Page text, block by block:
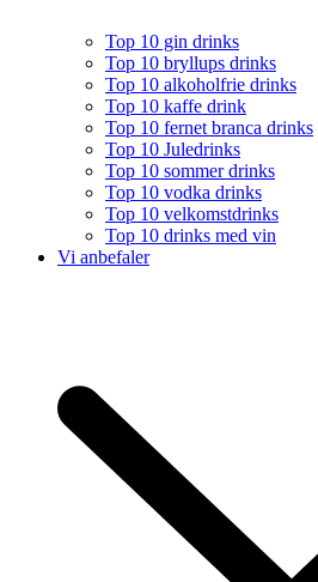
Top 10 gin drinks
Top 10 bryllups drinks
Top 10 alkoholfrie drinks
Top 10 kaffe drink
Top 10 fernet branca drinks
Top 10 Juledrinks
Top 10 sommer drinks
Top 10 vodka drinks
Top 10 velkomstdrinks
Top 10 drinks med vin
Vi anbefaler